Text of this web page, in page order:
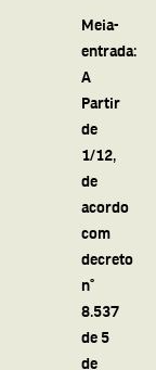
Meia-
entrada:
A
Partir
de
1/12,
de
acordo
com
decreto
n°
8.537
de 5
de